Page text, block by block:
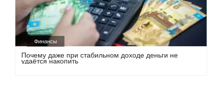
Финансы
Почему даже при стабильном доходе деньги не
удаётся накопить